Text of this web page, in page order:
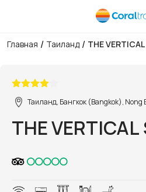
Главная / Таиланд / THE
Таиланд, Бангкок (Bangkok), Nong
THE VERTICAL